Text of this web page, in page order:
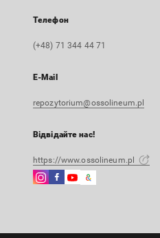
Телефон
(+48) 71 344 44 71
E-Mail
repozytorium@ossolineum.pl
Відвідайте нас!
https://www.ossolineum.pl
Instagram
в
Facebook
в
Instagram
в
Google
Зовнішнє